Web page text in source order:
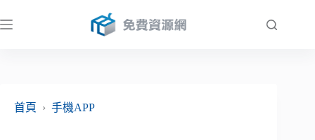
至
首頁
› 手機APP